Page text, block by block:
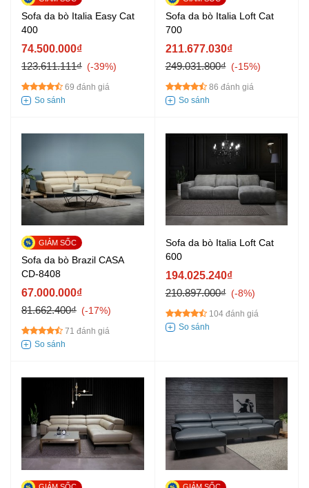
Sofa da bò Italia Easy Cat
400
74.500.000₫
123.611.111₫
-39%
69 đánh giá
Sofa da bò Italia Loft Cat
700
211.677.030₫
249.031.800₫
-15%
86 đánh giá
Sofa da bò Brazil CASA
CD-8408
67.000.000₫
81.662.400₫
-17%
71 đánh giá
Sofa da bò Italia Loft Cat
600
194.025.240₫
210.897.000₫
-8%
104 đánh giá